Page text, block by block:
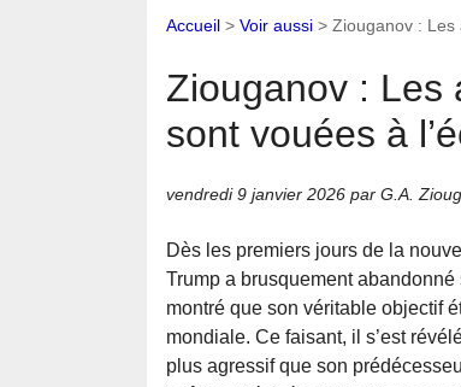
Accueil > Voir aussi > Ziouganov : Les
Ziouganov : Les
sont vouées à
vendredi 9 janvier 2026 par G.A.
Dès les premiers jours de la
Trump a brusquement
montré que son véritable objectif
mondiale. Ce faisant, il s’est
plus agressif que son